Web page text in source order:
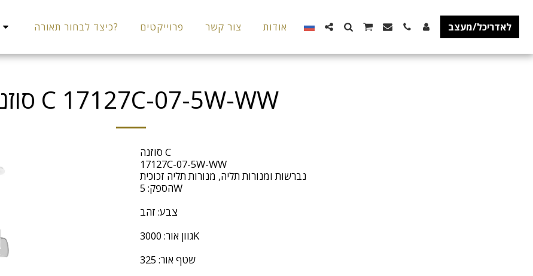
כיצד לבחור תאורה? פרוייקטים צור קשר אודות לאדריכל/מעצב
סוזנה C 17127C-07-5W-WW
סוזנה C
17127C-07-5W-WW
נברשות ומנורות תליה, מנורות תליה זכוכית
הספק: 5W
צבע: זהב
גוון אור: 3000K
שטף אור: 325